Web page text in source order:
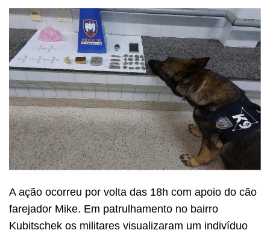
A ação ocorreu por volta das 18h com apoio do cão
farejador Mike. Em patrulhamento no bairro
Kubitschek os militares visualizaram um indivíduo